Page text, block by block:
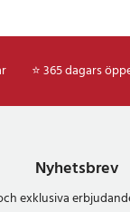
⭐ 365 dagars
Nyhetsbrev
exklusiva